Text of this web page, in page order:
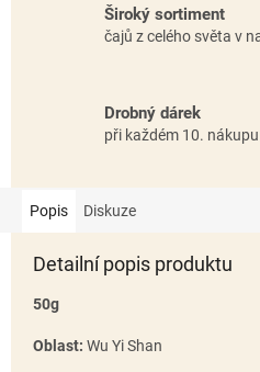
Široký sortiment
čajů z celého světa v
Drobný dárek
při každém 10.
Popis Diskuze
Detailní popis produktu
50g
Oblast: Wu Yi Shan